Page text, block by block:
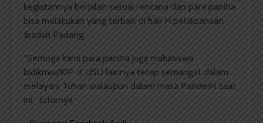
kegiatannya berjalan sesuai rencana dan para panitia
bisa melakukan yang terbaik di hari H pelaksanaan
Ibadah Padang.
“Semoga kami para panitia juga mahasiswa
bidikmisi/KIP-K USU lainnya tetap semangat dalam
melayani Tuhan walaupun dalam masa Pandemi saat
ini,” tuturnya.